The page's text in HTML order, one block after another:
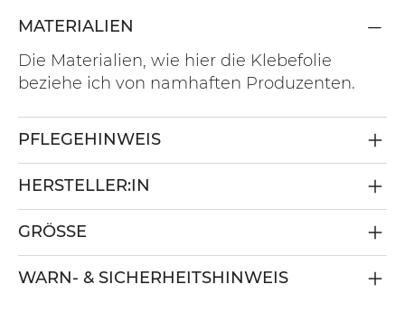
MATERIALIEN
Die Materialien, wie hier die Klebefolie
beziehe ich von namhaften Produzenten.
PFLEGEHINWEIS
HERSTELLER:IN
GRÖSSE
WARN- & SICHERHEITSHINWEIS